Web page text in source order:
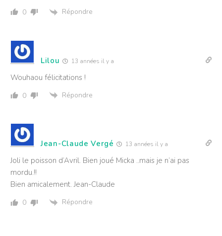
0 Répondre
Lilou 13 années il y a
Wouhaou félicitations !
0 Répondre
Jean-Claude Vergé 13 années il y a
Joli le poisson d’Avril. Bien joué Micka ..mais je n’ai pas
mordu.!!
Bien amicalement. Jean-Claude
0 Répondre